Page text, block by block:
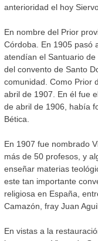
anterioridad el hoy
En nombre del Prior
Córdoba. En 1905 pasó
atendían el Santuario
del convento de Santo
comunidad. Como Prior
abril de 1907. En él fue
de abril de 1906, había
Bética.
En 1907 fue nombrado
más de 50 profesos, y
enseñar materias
este tan importante
religiosa en España,
Camazón, fray Juan
En vistas a la